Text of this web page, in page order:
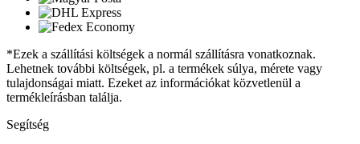
*Ezek a szállítási költségek a normál szállításra vonatkoznak.
Lehetnek további költségek, pl. a termékek súlya, mérete vagy
tulajdonságai miatt. Ezeket az információkat közvetlenül a
termékleírásban találja.
Segítség